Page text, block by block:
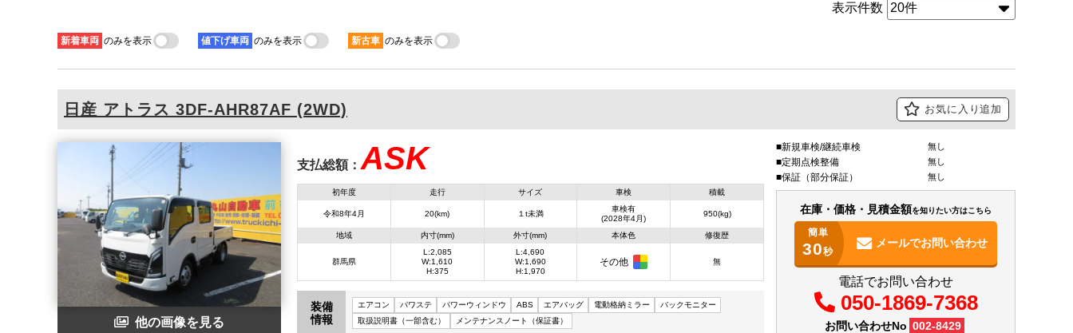
表示件数
新着車両 のみを表示 値下げ車両 のみを表示 新古車 のみを表示
日産 アトラス 3DF-AHR87AF (2WD) お気に入り追加
他の画像を見る
支払総額： ASK
初年度
令和8年4月
走行
20(km)
サイズ
１t未満
車検
車検有
(2028年4月)
積載
950(kg)
地域
群馬県
内寸(mm)
L:2,085
W:1,610
H:375
外寸(mm)
L:4,690
W:1,690
H:1,970
本体色
その他
修復歴
無
装備
情報
エアコン パワステ パワーウィンドウ ABS エアバッグ 電動格納ミラー
バックモニター
取扱説明書（一部含む）
メンテナンスノート（保証書）
新規車検/継続車検 無し
定期点検整備 無し
保証（部分保証） 無し
在庫・価格・見積金額を知りたい方はこちら
簡単
30秒
メールでお問い合わせ
電話でお問い合わせ
050-1869-7368
お問い合わせNo 002-8429